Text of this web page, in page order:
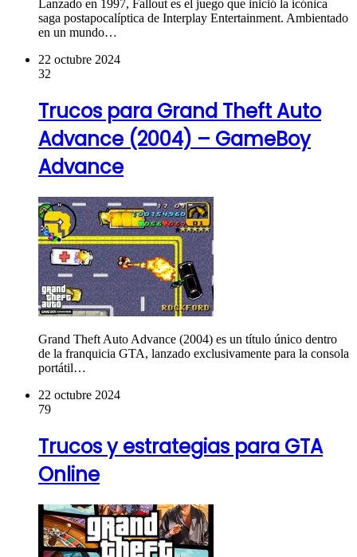
Lanzado en 1997, Fallout es el juego que inició la icónica
saga postapocalíptica de Interplay Entertainment. Ambientado
en un mundo…
22 octubre 2024
32
Trucos para Grand Theft Auto
Advance (2004) – GameBoy
Advance
Grand Theft Auto Advance (2004) es un título único dentro
de la franquicia GTA, lanzado exclusivamente para la consola
portátil…
22 octubre 2024
79
Trucos y estrategias para GTA
Online